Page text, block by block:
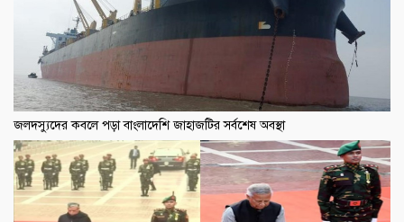
জলদস্যুদের কবলে পড়া বাংলাদেশি জাহাজটির সর্বশেষ অবস্থা